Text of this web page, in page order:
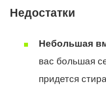
Недостатки
Небольшая
вас большая
придется